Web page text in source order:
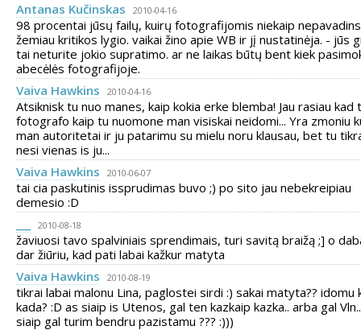
Antanas Kučinskas
2010-04-16
98 procentai jūsų failų, kuirų fotografijomis niekaip
žemiau kritikos lygio. vaikai žino apie WB ir jį nustatinėja. - jūs
tai neturite jokio supratimo. ar ne laikas būtų bent kiek
abecėlės fotografijoje.
Vaiva Hawkins
2010-04-16
Atsiknisk tu nuo manes, kaip kokia erke blemba! Jau rasiau kad
fotografo kaip tu nuomone man visiskai neidomi... Yra zmoniu
man autoritetai ir ju patarimu su mielu noru klausau, bet tu
nesi vienas is ju...
Vaiva Hawkins
2010-06-07
tai cia paskutinis issprudimas buvo ;) po sito jau nebekreipiau
demesio :D
2010-08-18
žaviuosi tavo spalviniais sprendimais, turi savitą braižą ;] o
dar žiūriu, kad pati labai kažkur matyta
Vaiva Hawkins
2010-08-19
tikrai labai malonu Lina, paglostei sirdi :) sakai matyta?? idomu
kada? :D as siaip is Utenos, gal ten kazkaip kazka.. arba gal
siaip gal turim bendru pazistamu ??? :)))